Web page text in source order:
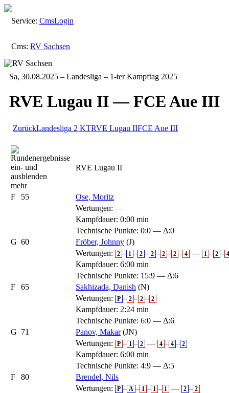
Cms: RV Sachsen
Service: CmsLogin
Sa, 30.08.2025 – Landesliga – 1-ter Kampftag 2025
RVE Lugau II — FCE Aue III
ZurückLandesliga 2 KTRVE Lugau IIFCE Aue III
mehr
RVE Lugau II
F 55
Ose, Moritz
Wertungen: —
Kampfdauer: 0:00 min
Technische Punkte: 0:0 — Δ:0
G 60 Fröber, Johnny (J)
Wertungen:
2 – 1 – 2 – 2 – 2 – 2 – 4 — 1 – 2 – 4
Kampfdauer: 6:00 min
Technische Punkte: 15:9 — Δ:6
F
65 Sakhizada, Danish (N)
Wertungen:
P – 2 – 2 – 2
Kampfdauer: 2:24 min
Technische Punkte: 6:0 — Δ:6
G 71 Panov, Makar(JN)
Wertungen:
P – 1 – 2 — 4 – 4 – 2
Kampfdauer: 6:00 min
Technische Punkte: 4:9 — Δ:5
F
80
Brendel, Nils
Wertungen:
P – A – 1 – 1 – 1 — 2 – 2